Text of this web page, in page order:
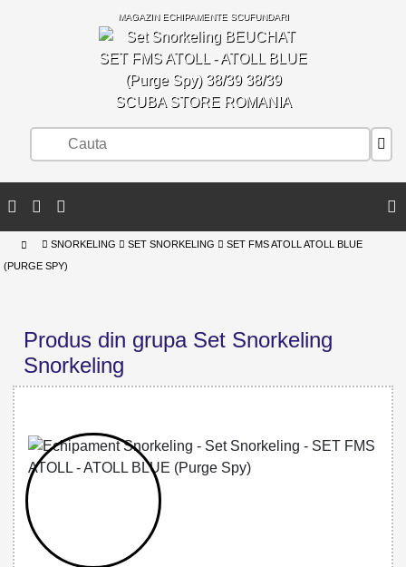
MAGAZIN ECHIPAMENTE SCUFUNDARI
SCUBA STORE ROMANIA
SNORKELING SET SNORKELING SET FMS ATOLL ATOLL BLUE
(PURGE SPY)
Produs din grupa Set Snorkeling
Snorkeling
32785510146 - SET FMS ATOLL - DEEP
BLUE